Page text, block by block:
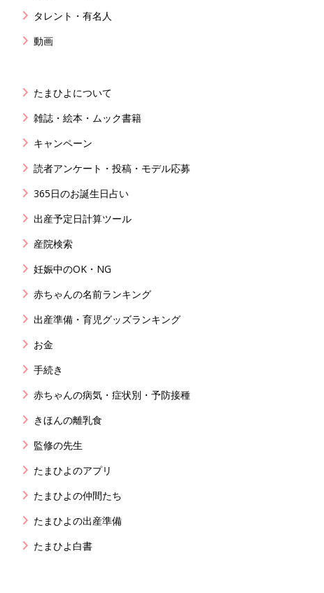
タレント・有名人
動画
たまひよについて
雑誌・絵本・ムック書籍
キャンペーン
読者アンケート・投稿・モデル応募
365日のお誕生日占い
出産予定日計算ツール
産院検索
妊娠中のOK・NG
赤ちゃんの名前ランキング
出産準備・育児グッズランキング
お金
手続き
赤ちゃんの病気・症状別・予防接種
きほんの離乳食
監修の先生
たまひよのアプリ
たまひよの仲間たち
たまひよの出産準備
たまひよ白書